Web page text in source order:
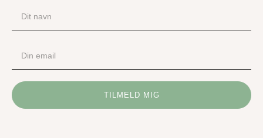
m
navn
email
TILMELD MIG